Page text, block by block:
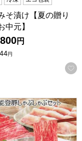
に登録する
そ漬け【夏の贈り
中元】
円
円
お中元】
能登豚しゃぶしゃぶ